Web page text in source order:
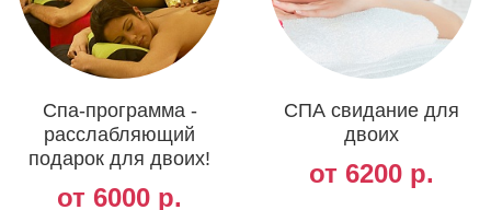
Спа-программа -
расслабляющий
подарок для двоих!
от 6000 р.
СПА свидание для
двоих
от 6200 р.